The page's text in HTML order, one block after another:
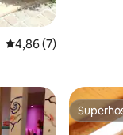
Prosječna ocjena:
4,86 (7)